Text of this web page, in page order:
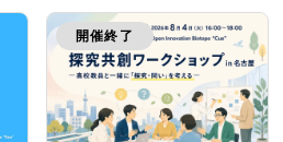
開催終了